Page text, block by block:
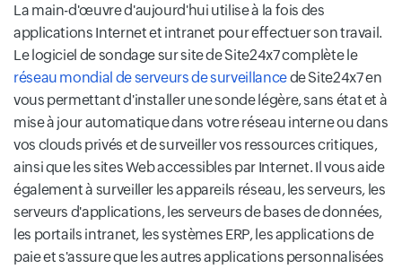
La main-d'œuvre d'aujourd'hui utilise à la fois des
applications Internet et intranet pour effectuer son travail.
Le logiciel de sondage sur site de Site24x7 complète le
réseau mondial de serveurs de surveillancede Site24x7 en
vous permettant d'installer une sonde légère, sans état et à
mise à jour automatique dans votre réseau interne ou dans
vos clouds privés et de surveiller vos ressources critiques,
ainsi que les sites Web accessibles par Internet. Il vous aide
également à surveiller les appareils réseau, les serveurs, les
serveurs d'applications, les serveurs de bases de données,
les portails intranet, les systèmes ERP, les applications de
paie et s'assure que les autres applications personnalisées